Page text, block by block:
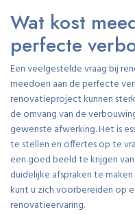
Wat kost
perfecte
Een veelgestelde vraag bij
meedoen aan de perfecte
renovatieproject kunnen
de omvang van de
gewenste afwerking. Het is
te stellen en offertes op te
een goed beeld te krijgen
duidelijke afspraken te
kunt u zich voorbereiden op
renovatieervaring.